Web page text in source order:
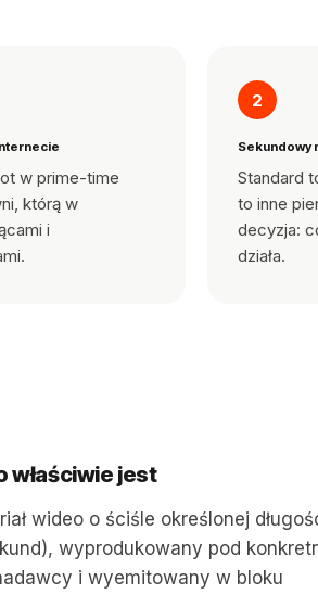
w prime-time
którą w
i
2
Sekundowy
Standard
to inne
decyzja:
działa.
właściwie jest
wideo o ściśle określonej
wyprodukowany pod
i wyemitowany w bloku